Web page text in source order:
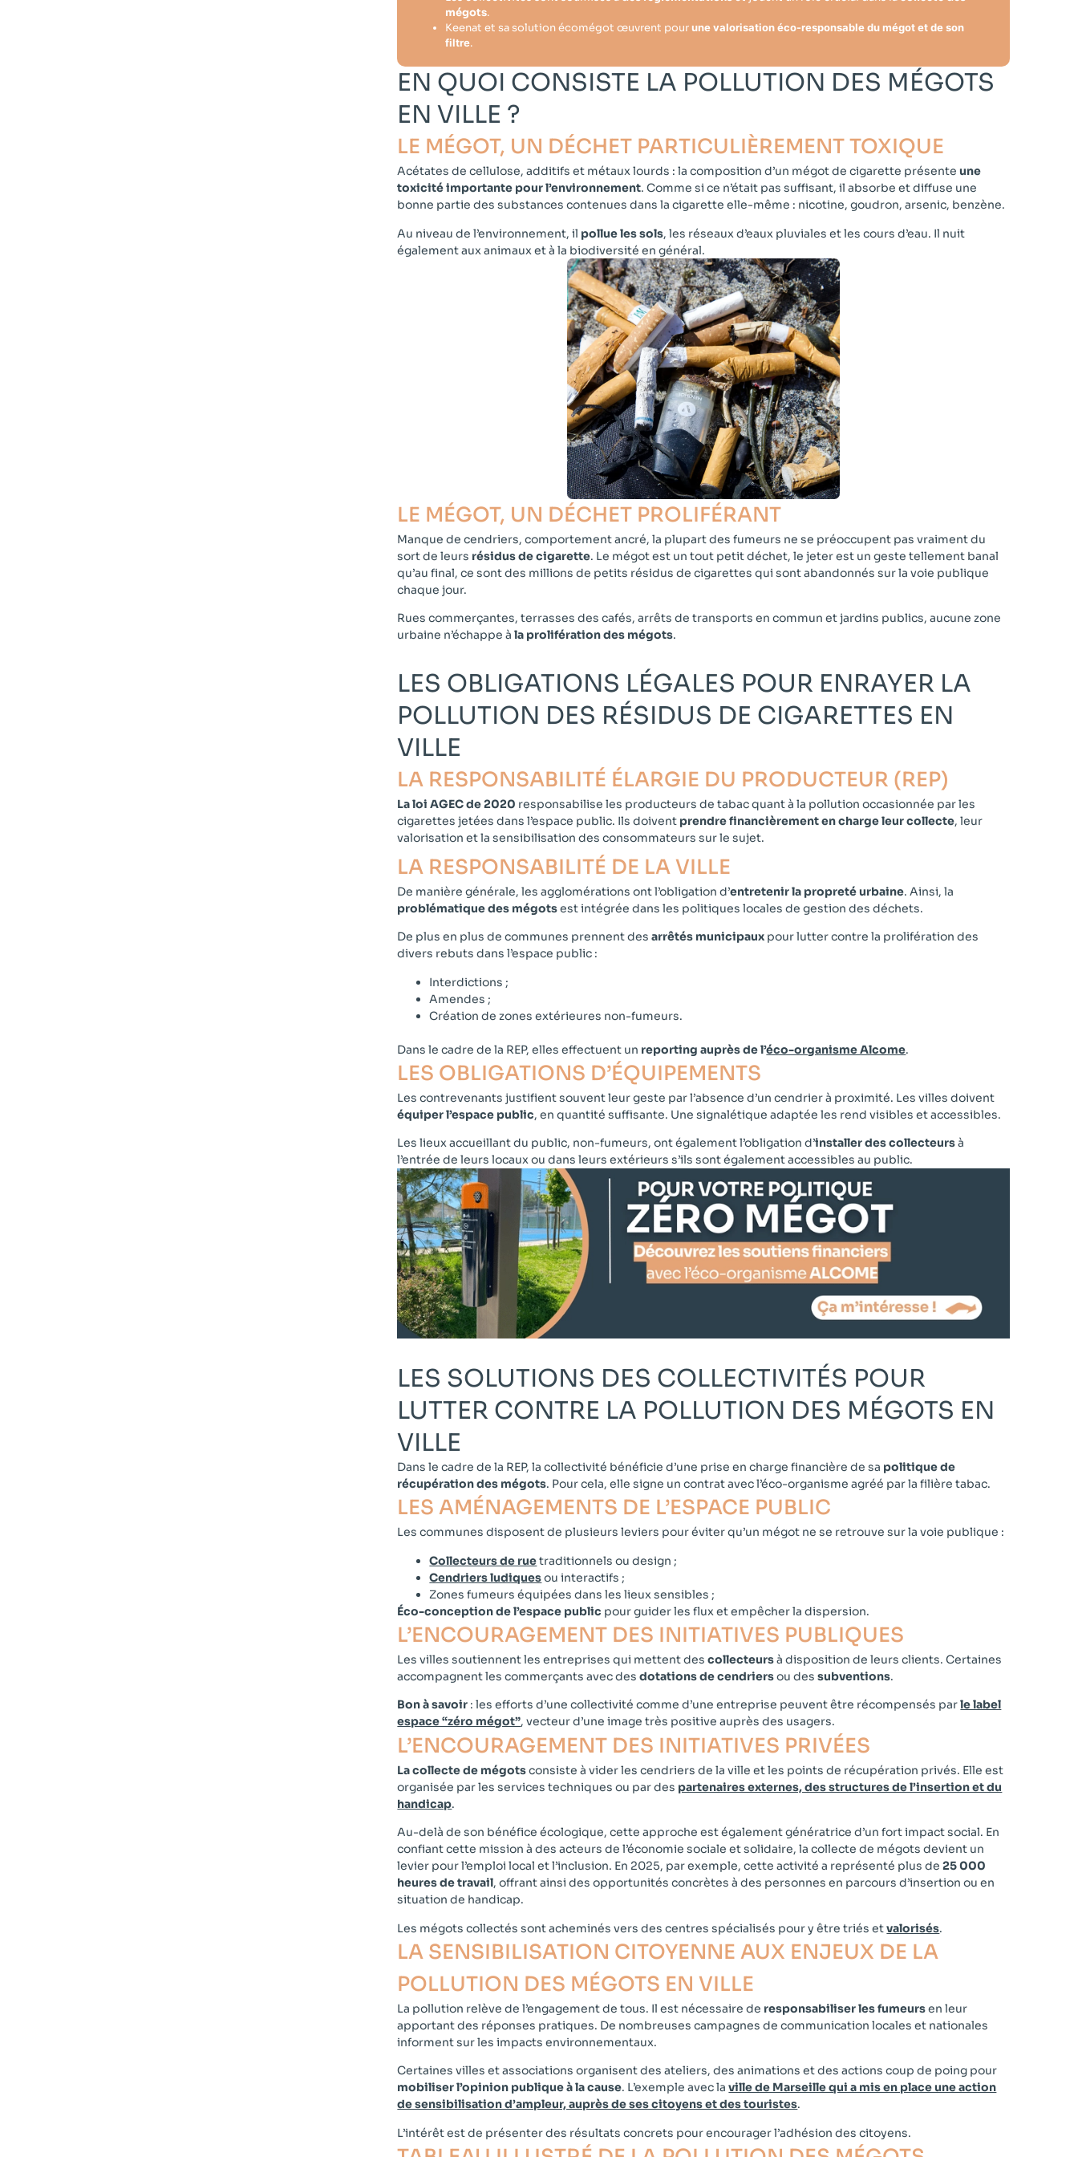
mégots.
Keenat et sa solution écomégot œuvrent pourune valorisation éco-responsable du mégot et de son
filtre.
EN QUOI CONSISTE LA POLLUTION DES MÉGOTS
EN VILLE ?​
LE MÉGOT, UN DÉCHET PARTICULIÈREMENT TOXIQUE​
Acétates de cellulose, additifs et métaux lourds : la composition d’un mégot de cigarette présenteune
toxicité importante pour l’environnement. Comme si ce n’était pas suffisant, il absorbe et diffuse une
bonne partie des substances contenues dans la cigarette elle-même : nicotine, goudron, arsenic, benzène.
Au niveau de l’environnement, il pollue les sols, les réseaux d’eaux pluviales et les cours d’eau. Il nuit
également aux animaux et à la biodiversité en général.
LE MÉGOT, UN DÉCHET PROLIFÉRANT​
Manque de cendriers, comportement ancré, la plupart des fumeurs ne se préoccupent pas vraiment du
sort de leurs résidus de cigarette. Le mégot est un tout petit déchet, le jeter est un geste tellement banal
qu’au final, ce sont des millions de petits résidus de cigarettes qui sont abandonnés sur la voie publique
chaque jour.
Rues commerçantes, terrasses des cafés, arrêts de transports en commun et jardins publics, aucune zone
urbaine n’échappe àla prolifération des mégots.
LES OBLIGATIONS LÉGALES POUR ENRAYER LA
POLLUTION DES RÉSIDUS DE CIGARETTES EN
VILLE
LA RESPONSABILITÉ ÉLARGIE DU PRODUCTEUR (REP)​
La loi AGEC de 2020 responsabilise les producteurs de tabac quant à la pollution occasionnée par les
cigarettes jetées dans l’espace public. Ils doivent prendre financièrement en charge leur collecte, leur
valorisation et la sensibilisation des consommateurs sur le sujet.
LA RESPONSABILITÉ DE LA VILLE​
De manière générale, les agglomérations ont l’obligation d’entretenir la propreté urbaine. Ainsi, la
problématique des mégotsest intégrée dans les politiques locales de gestion des déchets.
De plus en plus de communes prennent desarrêtés municipaux pour lutter contre la prolifération des
divers rebuts dans l’espace public :
Interdictions ;
Amendes ;
Création de zones extérieures non-fumeurs.
Dans le cadre de la REP, elles effectuent un reporting auprès de l’éco-organisme Alcome.
LES OBLIGATIONS D’ÉQUIPEMENTS​
Les contrevenants justifient souvent leur geste par l’absence d’un cendrier à proximité. Les villes doivent
équiper l’espace public, en quantité suffisante. Une signalétique adaptée les rend visibles et accessibles.
Les lieux accueillant du public, non-fumeurs, ont également l’obligation d’installer des collecteursà
l’entrée de leurs locaux ou dans leurs extérieurs s’ils sont également accessibles au public.
LES SOLUTIONS DES COLLECTIVITÉS POUR
LUTTER CONTRE LA POLLUTION DES MÉGOTS EN
VILLE​
Dans le cadre de la REP, la collectivité bénéficie d’une prise en charge financière de sa politique de
récupération des mégots. Pour cela, elle signe un contrat avec l’éco-organisme agréé par la filière tabac.
LES AMÉNAGEMENTS DE L’ESPACE PUBLIC​
Les communes disposent de plusieurs leviers pour éviter qu’un mégot ne se retrouve sur la voie publique :
Collecteurs de ruetraditionnels ou design ;
Cendriers ludiquesou interactifs ;
Zones fumeurs équipées dans les lieux sensibles ;
Éco-conception de l’espace public pour guider les flux et empêcher la dispersion.
L’ENCOURAGEMENT DES INITIATIVES PUBLIQUES
Les villes soutiennent les entreprises qui mettent descollecteursà disposition de leurs clients. Certaines
accompagnent les commerçants avec desdotations de cendriersou dessubventions.
Bon à savoir : les efforts d’une collectivité comme d’une entreprise peuvent être récompensés parle label
espace “zéro mégot”, vecteur d’une image très positive auprès des usagers.
L’ENCOURAGEMENT DES INITIATIVES PRIVÉES​
La collecte de mégotsconsiste à vider les cendriers de la ville et les points de récupération privés. Elle est
organisée par les services techniques ou par des partenaires externes, des structures de l’insertion et du
handicap.
Au-delà de son bénéfice écologique, cette approche est également génératrice d’un fort impact social. En
confiant cette mission à des acteurs de l’économie sociale et solidaire, la collecte de mégots devient un
levier pour l’emploi local et l’inclusion. En 2025, par exemple, cette activité a représenté plus de25 000
heures de travail, offrant ainsi des opportunités concrètes à des personnes en parcours d’insertion ou en
situation de handicap.
Les mégots collectés sont acheminés vers des centres spécialisés pour y être triés etvalorisés.
LA SENSIBILISATION CITOYENNE AUX ENJEUX DE LA
POLLUTION DES MÉGOTS EN VILLE​
La pollution relève de l’engagement de tous. Il est nécessaire de responsabiliser les fumeursen leur
apportant des réponses pratiques. De nombreuses campagnes de communication locales et nationales
informent sur les impacts environnementaux.
Certaines villes et associations organisent des ateliers, des animations et des actions coup de poing pour
mobiliser l’opinion publique à la cause. L’exemple avec laville de Marseille qui a mis en place une action
de sensibilisation d’ampleur, auprès de ses citoyens et des touristes.
L’intérêt est de présenter des résultats concrets pour encourager l’adhésion des citoyens.